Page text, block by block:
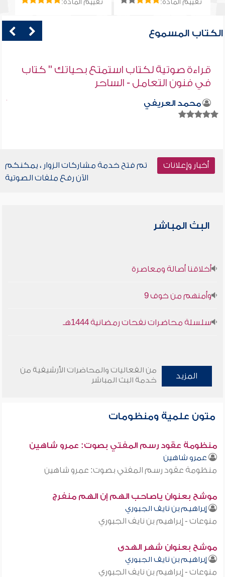
تقييم المادة: تقييم المادة:
الكتاب المسموع
قراءة صوتية لكتاب استمتع بحياتك " كتاب
في فنون التعامل - الساحر
محمد العريفي
أخبار وإعلانات
تم فتح خدمة مشاركات الزوار ، يمكنكم
الآن رفع ملفات الصوتية
البث المباشر
أخلاقنا أصالة ومعاصرة
وأمنهم من خوف 9
سلسلة محاضرات نفحات رمضانية 1444هـ
المزيد
من الفعاليات والمحاضرات الأرشيفية من
خدمة البث المباشر
متون علمية ومنظومات
منظومة عقود رسم المفتي بصوت: عمرو شاهين
عمرو شاهين
منظومة عقود رسم المفتي بصوت: عمرو شاهين
موشح بعنوان ياصاحب الهم إن الهم منفرج
إبراهيم بن نايف الجبوري
منوعات - إبراهيم بن نايف الجبوري
موشح بعنوان شهر الهدى
إبراهيم بن نايف الجبوري
منوعات - إبراهيم بن نايف الجبوري